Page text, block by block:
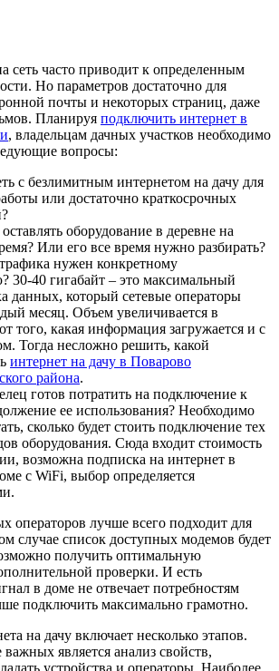
сеть часто приводит к определенным
Но параметров достаточно для
почты и некоторых страниц, даже
Планируя подключить интернет в
, владельцам дачных участков необходимо
вопросы:
с безлимитным интернетом на дачу для
или достаточно краткосрочных
оборудование в деревне на
Или его все время нужно разбирать?
нужен конкретному
30-40 гигабайт – это максимальный
данных, который сетевые операторы
месяц. Объем увеличивается в
того, какая информация загружается и с
Тогда несложно решить, какой
интернет на дачу в Поварово
района.
готов потратить на подключение к
ее использования? Необходимо
сколько будет стоить подключение тех
оборудования. Сюда входит стоимость
возможна подписка на интернет в
с WiFi, выбор определяется
операторов лучше всего подходит для
случае список доступных модемов будет
получить оптимальную
проверки. И есть
в доме не отвечает потребностям
подключить максимально грамотно.
на дачу включает несколько этапов.
является анализ свойств,
устройства и операторы. Наиболее